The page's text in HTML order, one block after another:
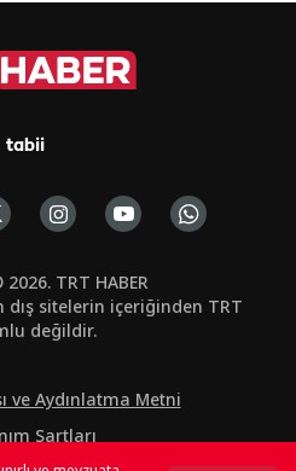
tabii
TRT HABER
dış sitelerin içeriğinden TRT
değildir.
ve Aydınlatma Metni
Şartları